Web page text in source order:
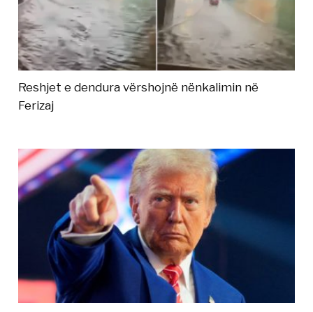
Reshjet e dendura vërshojnë nënkalimin në
Ferizaj